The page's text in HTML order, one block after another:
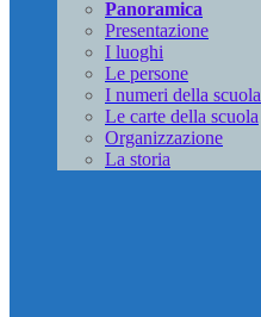
Panoramica
Presentazione
I luoghi
Le persone
I numeri della scuola
Le carte della scuola
Organizzazione
La storia